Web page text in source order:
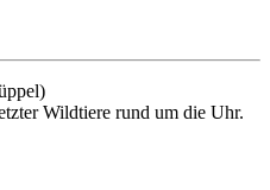
Wildtiere rund um die Uhr.